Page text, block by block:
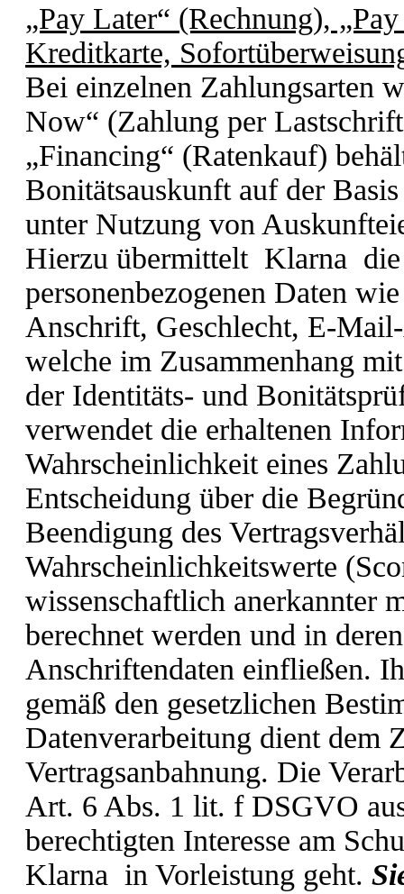
„Pay Later“ (Rechnung),
Kreditkarte,
Bei einzelnen Zahlungsarten
Now“ (Zahlung per
„Financing“ (Ratenkauf)
Bonitätsauskunft auf der
unter Nutzung von
Hierzu übermittelt Klarna die
personenbezogenen Daten
Anschrift, Geschlecht, E-
welche im Zusammenhang
der Identitäts- und
verwendet die erhaltenen
Wahrscheinlichkeit eines
Entscheidung über die
Beendigung des
Wahrscheinlichkeitswerte
wissenschaftlich anerkannter
berechnet werden und in
Anschriftendaten einfließen.
gemäß den gesetzlichen
Datenverarbeitung dient dem
Vertragsanbahnung. Die
Art. 6 Abs. 1 lit. f DSGVO
berechtigten Interesse am
Klarna in Vorleistung geht.